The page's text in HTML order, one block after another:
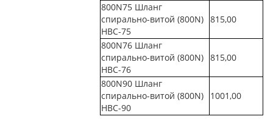
800N75 Шланг
спирально-витой (800N)
НВС-75
815,00
800N76 Шланг
спирально-витой (800N)
НВС-76
815,00
800N90 Шланг
спирально-витой (800N)
НВС-90
1001,00